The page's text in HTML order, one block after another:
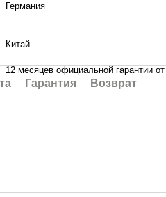
Германия
Китай
12 месяцев официальной гарантии
Гарантия Возврат